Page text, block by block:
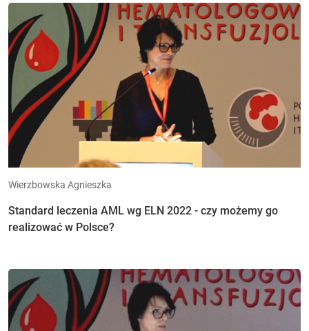
Wierzbowska Agnieszka
Standard leczenia AML wg ELN 2022 - czy możemy go
realizować w Polsce?